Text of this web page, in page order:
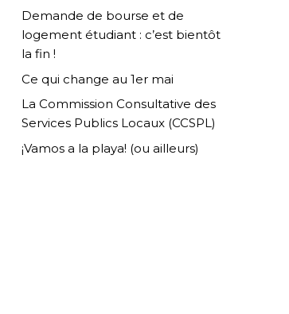
Demande de bourse et de
logement étudiant : c’est bientôt
la fin !
Ce qui change au 1er mai
La Commission Consultative des
Services Publics Locaux (CCSPL)
¡Vamos a la playa! (ou ailleurs)